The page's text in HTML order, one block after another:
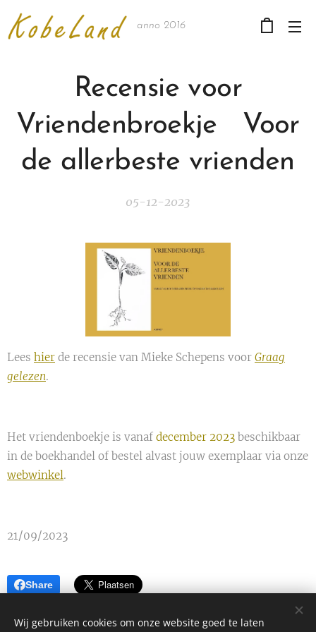
anno 2016
Recensie voor
Vriendenbroekje Voor
de allerbeste vrienden
05-12-2023
Lees hier de recensie van Mieke Schepens voor Graag
gelezen.
Het vriendenboekje is vanaf december 2023 beschikbaar
in de boekhandel of bestel alvast jouw exemplaar via onze
webwinkel.
21/09/2023
Share
Wij gebruiken cookies om onze website goed te laten